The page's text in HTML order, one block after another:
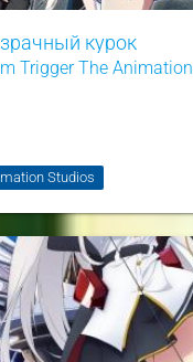
курок
Trigger The Animation
Studios